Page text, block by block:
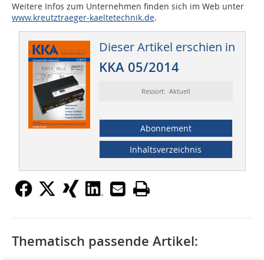
Weitere Infos zum Unternehmen finden sich im Web unter
www.kreutztraeger-kaeltetechnik.de.
Dieser Artikel erschien in
KKA 05/2014
Ressort: Aktuell
Abonnement
Inhaltsverzeichnis
Thematisch passende Artikel: